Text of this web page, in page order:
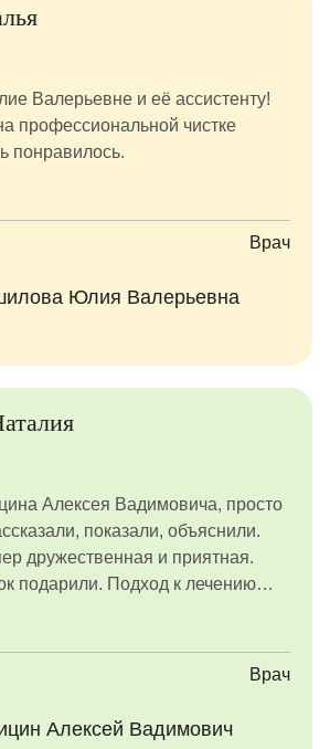
Валерьевне и её ассистенту!
профессиональной чистке
понравилось.
Врач
Юлия Валерьевна
Алексея Вадимовича, просто
показали, объяснили.
дружественная и приятная.
подарили. Подход к лечению
квалифицированный. Остались
Врач
Алексей Вадимович